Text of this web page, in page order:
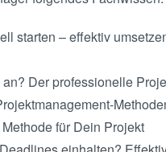
starten – effektiv
Der professionelle
für Dein Projekt